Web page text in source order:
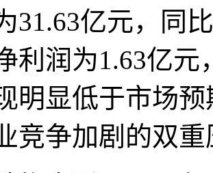
31.63亿元，同
利润为1.63亿元
明显低于市场
竞争加剧的双